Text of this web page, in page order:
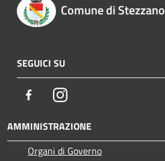
Comune di Stezzano
SEGUICI SU
FacebookInstagram
AMMINISTRAZIONE
Organi di Governo